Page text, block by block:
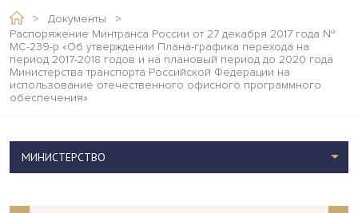
> Документы
>
Распоряжение Минтранса России от 27 декабря 2017 года №
МС-239-р «Об утверждении Плана-графика перехода на
период 2017-2018 годов и на плановый период до 2020 года
Министерства транспорта Российской Федерации на
использование отечественного офисного программного
обеспечения»
МИНИСТЕРСТВО